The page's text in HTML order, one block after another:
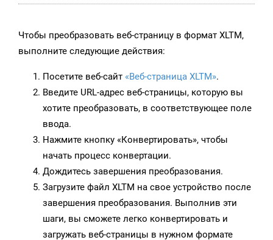
Чтобы преобразовать веб-страницу в формат XLTM,
выполните следующие действия:
Посетите веб-сайт «Веб-страница XLTM».
Введите URL-адрес веб-страницы, которую вы
хотите преобразовать, в соответствующее поле
ввода.
Нажмите кнопку «Конвертировать», чтобы
начать процесс конвертации.
Дождитесь завершения преобразования.
Загрузите файл XLTM на свое устройство после
завершения преобразования. Выполнив эти
шаги, вы сможете легко конвертировать и
загружать веб-страницы в нужном формате